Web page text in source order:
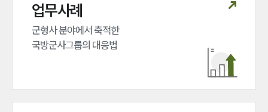
그룹소개
글로벌 파트너 로펌
고객의 소리
업무사례
군형사 분야에서 축적한
국방군사그룹의 대응법